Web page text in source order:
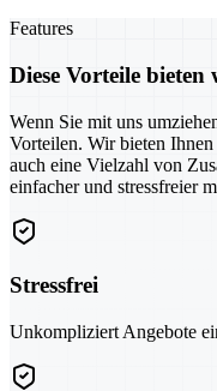
Features
Diese Vorteile
Wenn Sie mit uns
Vorteilen. Wir bieten
auch eine Vielzahl von
einfacher und stressfreier
Stressfrei
Unkompliziert Angebote